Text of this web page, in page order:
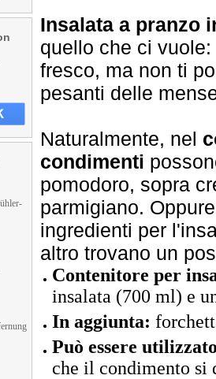
Insalata a pranzo
quello che ci
fresco, ma non ti
pesanti delle
Naturalmente, nel
condimenti
pomodoro, sopra
parmigiano.
ingredienti per
altro trovano un
Contenitore per
insalata (700 ml) e
In aggiunta:
Può essere
che il condimento si